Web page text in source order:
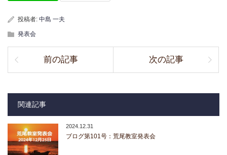
投稿者: 中島 一夫
発表会
前の記事 次の記事
関連記事
2024.12.31
ブログ第101号：荒尾教室発表会